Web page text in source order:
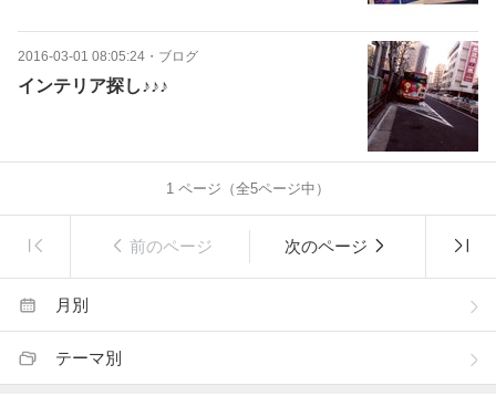
2016-03-01 08:05:24 ・ ブログ
インテリア探し♪♪♪
1 ページ（全5ページ中）
前のページ 次のページ
月別
テーマ別